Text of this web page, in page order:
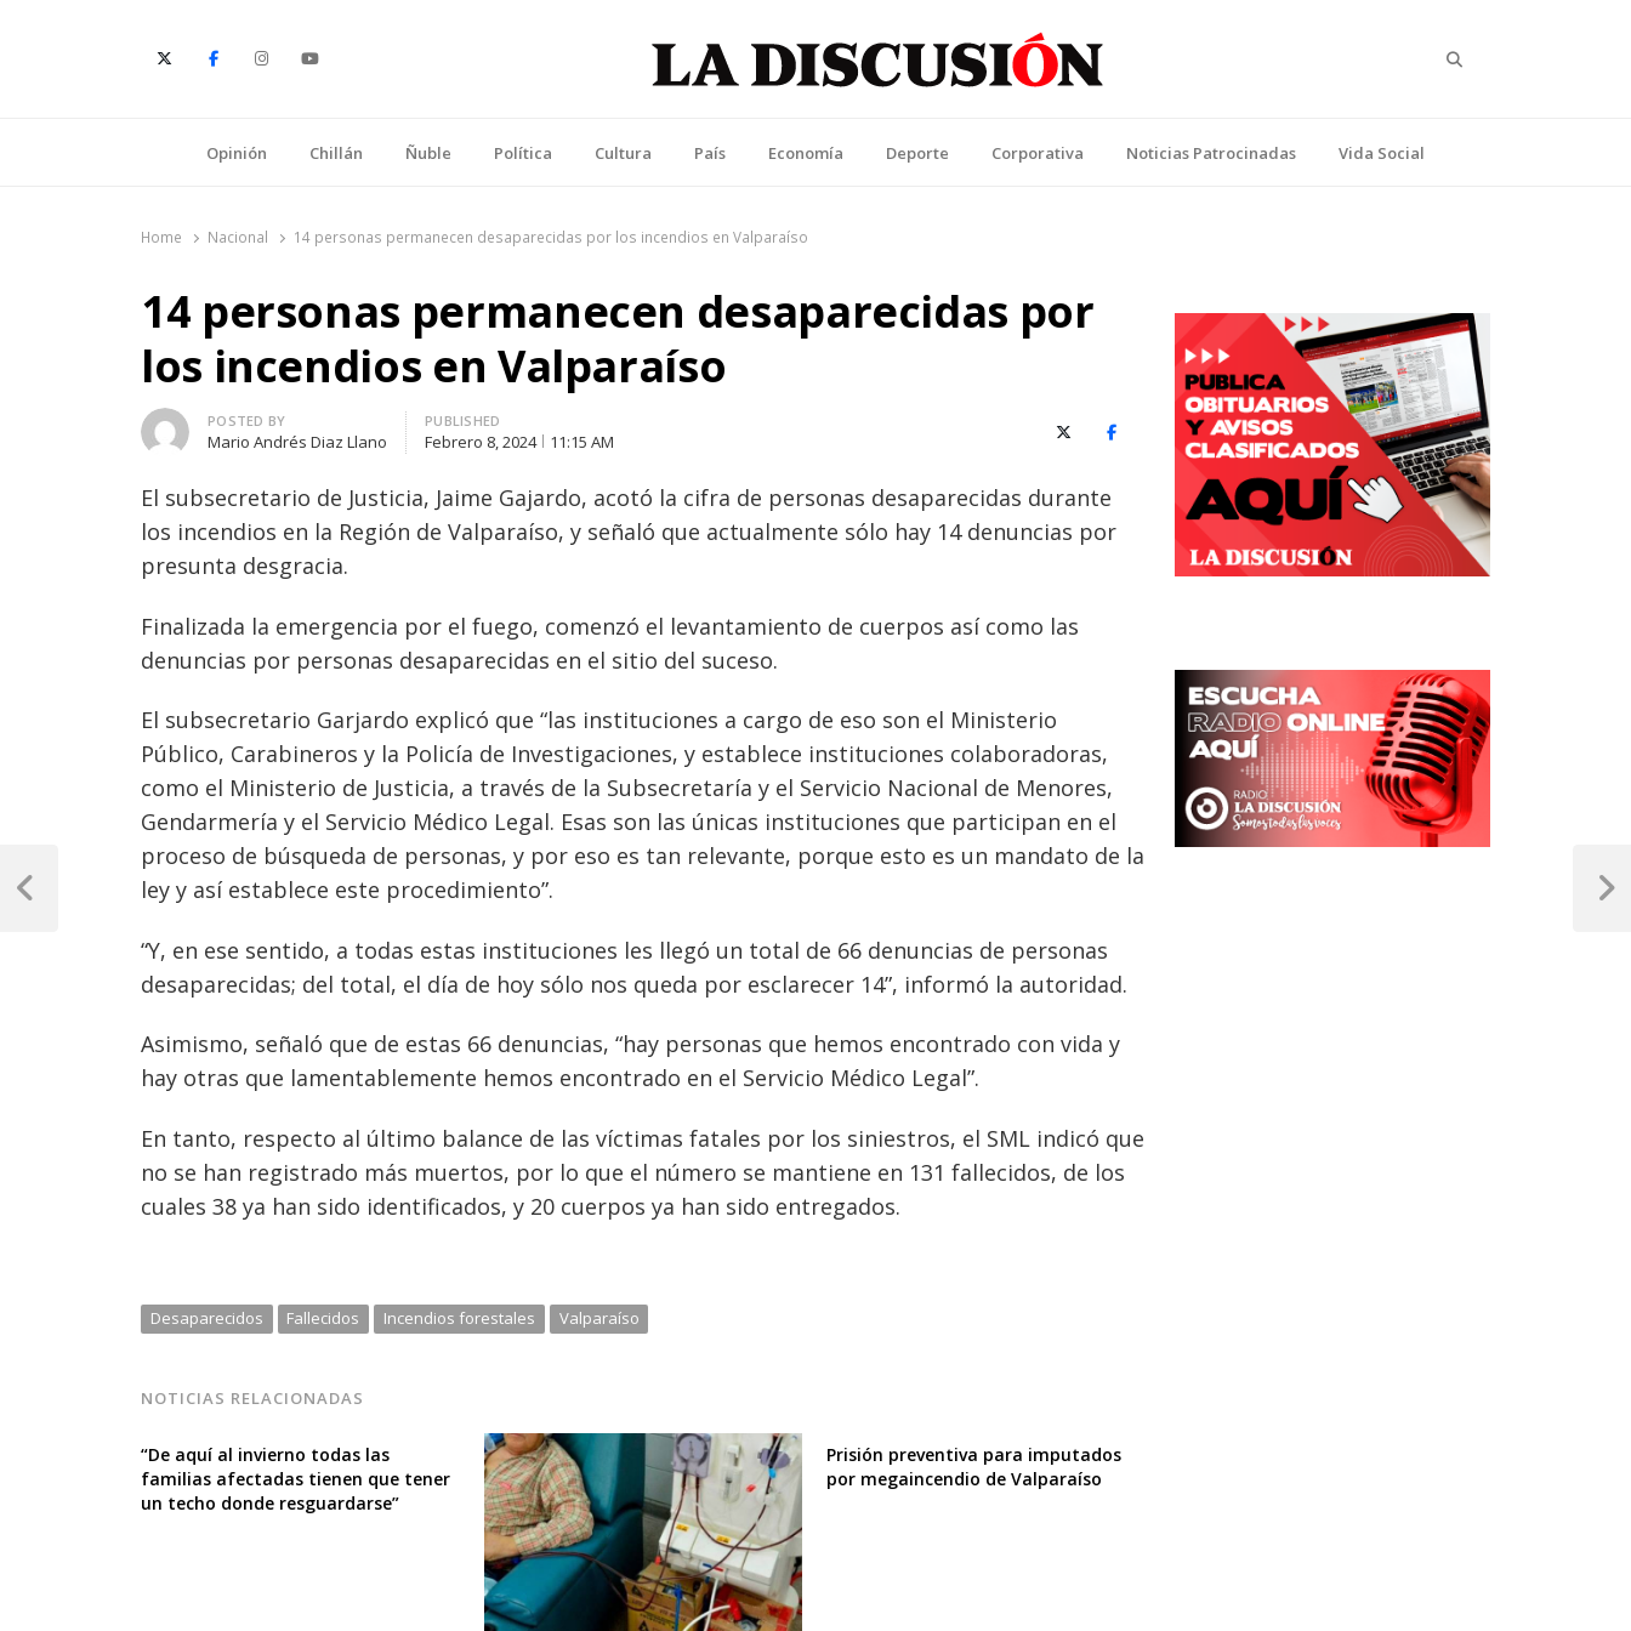
Opinión Chillán Ñuble Política Cultura País Economía Deporte Corporativa Noticias Patrocinadas Vida Social
Home Nacional 14 personas permanecen desaparecidas por los incendios en Valparaíso
14 personas permanecen desaparecidas por
los incendios en Valparaíso
Author
POSTED BY
Mario Andrés Diaz Llano
PUBLISHED
Febrero 8, 2024 11:15 AM X (Twitter)Facebook
El subsecretario de Justicia, Jaime Gajardo, acotó la cifra de personas desaparecidas durante
los incendios en la Región de Valparaíso, y señaló que actualmente sólo hay 14 denuncias por
presunta desgracia.
Finalizada la emergencia por el fuego, comenzó el levantamiento de cuerpos así como las
denuncias por personas desaparecidas en el sitio del suceso.
El subsecretario Garjardo explicó que “las instituciones a cargo de eso son el Ministerio
Público, Carabineros y la Policía de Investigaciones, y establece instituciones colaboradoras,
como el Ministerio de Justicia, a través de la Subsecretaría y el Servicio Nacional de Menores,
Gendarmería y el Servicio Médico Legal. Esas son las únicas instituciones que participan en el
proceso de búsqueda de personas, y por eso es tan relevante, porque esto es un mandato de la
ley y así establece este procedimiento”.
“Y, en ese sentido, a todas estas instituciones les llegó un total de 66 denuncias de personas
desaparecidas; del total, el día de hoy sólo nos queda por esclarecer 14”, informó la autoridad.
Asimismo, señaló que de estas 66 denuncias, “hay personas que hemos encontrado con vida y
hay otras que lamentablemente hemos encontrado en el Servicio Médico Legal”.
En tanto, respecto al último balance de las víctimas fatales por los siniestros, el SML indicó que
no se han registrado más muertos, por lo que el número se mantiene en 131 fallecidos, de los
cuales 38 ya han sido identificados, y 20 cuerpos ya han sido entregados.
Desaparecidos Fallecidos Incendios forestales Valparaíso
NOTICIAS RELACIONADAS
“De aquí al invierno todas las
familias afectadas tienen que tener
un techo donde resguardarse”
Prisión preventiva para imputados
por megaincendio de Valparaíso
Navegación
de
Previous
Next